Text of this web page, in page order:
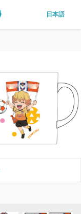
日本語